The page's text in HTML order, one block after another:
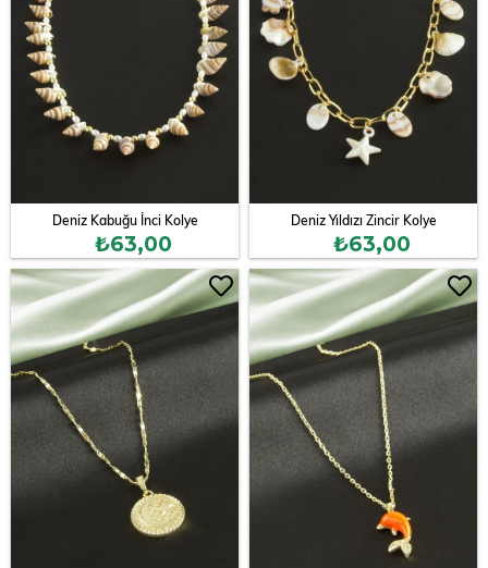
Deniz Kabuğu İnci Kolye
₺63,00
Deniz Yıldızı Zincir Kolye
₺63,00